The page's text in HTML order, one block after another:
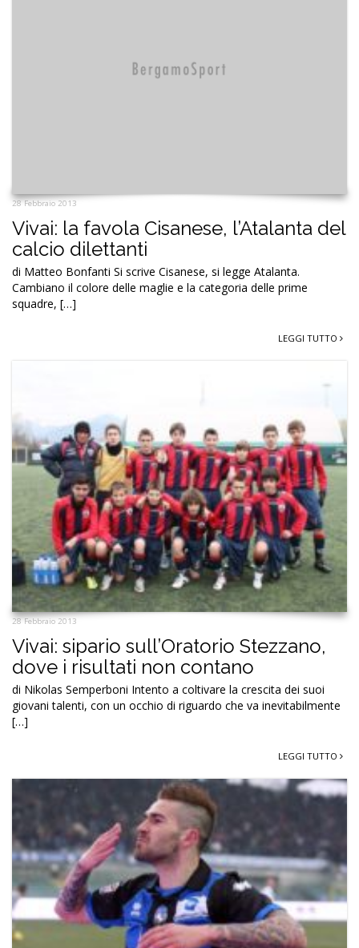
28 Febbraio 2013
Vivai: la favola Cisanese, l’Atalanta del
calcio dilettanti
di Matteo Bonfanti Si scrive Cisanese, si legge Atalanta.
Cambiano il colore delle maglie e la categoria delle prime
squadre, […]
LEGGI TUTTO
28 Febbraio 2013
Vivai: sipario sull’Oratorio Stezzano,
dove i risultati non contano
di Nikolas Semperboni Intento a coltivare la crescita dei suoi
giovani talenti, con un occhio di riguardo che va inevitabilmente
[…]
LEGGI TUTTO